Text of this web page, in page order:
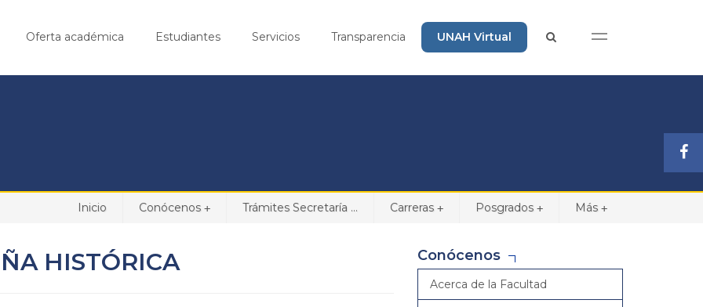
Oferta académica Estudiantes Servicios Transparencia UNAH Virtual
Inicio +
Conócenos Trámites Secretaría ... +
Carreras +
Posgrados +
Más
HISTÓRICA Conócenos
Acerca de la Facultad